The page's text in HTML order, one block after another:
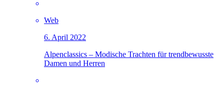
Web
6. April 2022
Alpenclassics – Modische Trachten für trendbewusste
Damen und Herren